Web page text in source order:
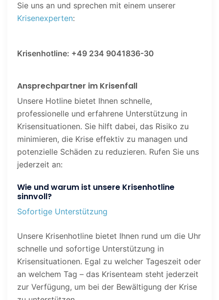
Sie uns an und sprechen mit einem unserer
Krisenexperten:
Krisenhotline: +49 234 9041836-30
Ansprechpartner im Krisenfall
Unsere Hotline bietet Ihnen schnelle,
professionelle und erfahrene Unterstützung in
Krisensituationen. Sie hilft dabei, das Risiko zu
minimieren, die Krise effektiv zu managen und
potenzielle Schäden zu reduzieren. Rufen Sie uns
jederzeit an:
Wie und warum ist unsere Krisenhotline
sinnvoll?
Sofortige Unterstützung
Unsere Krisenhotline bietet Ihnen rund um die Uhr
schnelle und sofortige Unterstützung in
Krisensituationen. Egal zu welcher Tageszeit oder
an welchem Tag – das Krisenteam steht jederzeit
zur Verfügung, um bei der Bewältigung der Krise